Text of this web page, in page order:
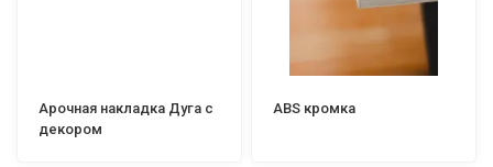
Арочная накладка Дуга с
декором
ABS кромка